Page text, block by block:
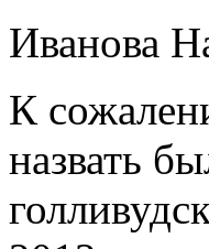
Иванова
К
назвать